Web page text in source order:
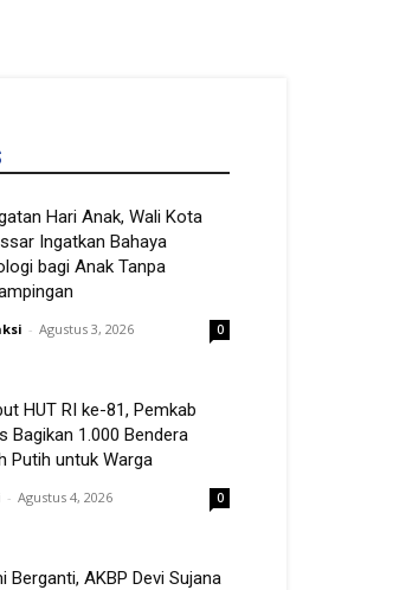
Hari Anak, Wali Kota
Ingatkan Bahaya
bagi Anak Tanpa
- Agustus 3, 2026 0
HUT RI ke-81, Pemkab
Bagikan 1.000 Bendera
Putih untuk Warga
- Agustus 4, 2026 0
Berganti, AKBP Devi Sujana